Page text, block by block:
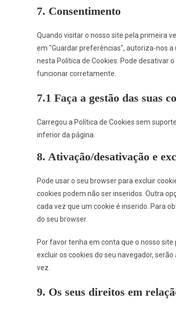
7. Consentimento
Quando visitar o nosso site pela primeira
em "Guardar preferências", autoriza-nos
nesta Política de Cookies. Pode desativar
funcionar corretamente.
7.1 Faça a gestão das suas
Carregou a Política de Cookies sem
inferior da página.
8. Ativação/desativação e
Pode usar o seu browser para excluir
cookies podem não ser inseridos. Outra
cada vez que um cookie é inserido. Para
do seu browser.
Por favor tenha em conta que o nosso
excluir os cookies do seu navegador,
vez.
9. Os seus direitos em